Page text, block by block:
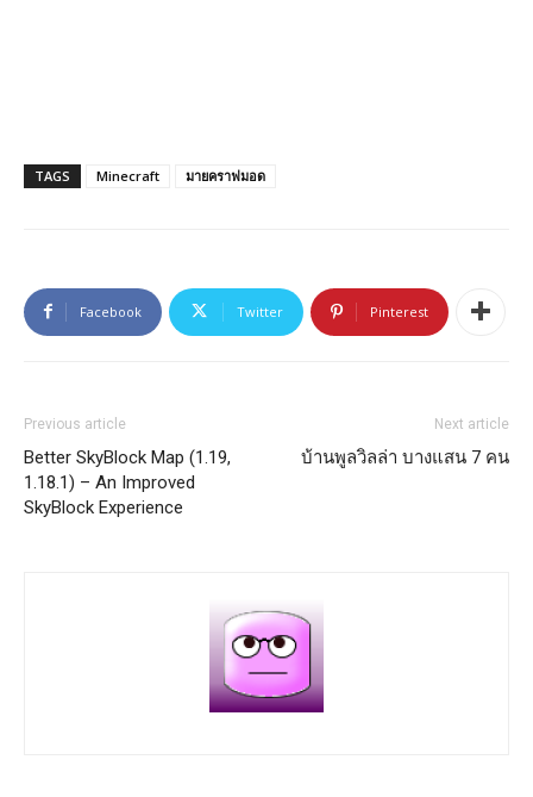
TAGS Minecraft มายคราฟมอด
Facebook Twitter Pinterest
Previous article
Better SkyBlock Map (1.19,
1.18.1) – An Improved
SkyBlock Experience
Next article
บ้านพูลวิลล่า บางแสน 7 คน